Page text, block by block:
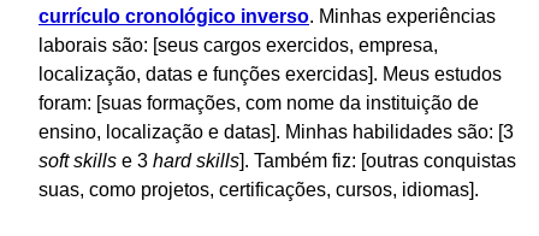
currículo cronológico inverso. Minhas experiências
laborais são: [seus cargos exercidos, empresa,
localização, datas e funções exercidas]. Meus estudos
foram: [suas formações, com nome da instituição de
ensino, localização e datas]. Minhas habilidades são: [3
soft skills e 3 hard skills]. Também fiz: [outras conquistas
suas, como projetos, certificações, cursos, idiomas].